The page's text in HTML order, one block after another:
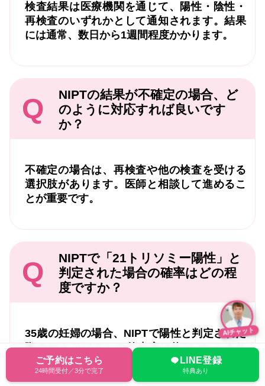
検査結果は医療機関を通じて、陽性・陰性・
再検査のいずれかとして通知されます。結果
には通常、数日から1週間程度かかります。
Q
NIPTの結果が不確定の場合、ど
のように対応すれば良いです
か？
不確定の場合は、再検査や他の検査を受ける
選択肢があります。医師と相談して進めるこ
とが重要です。
Q
NIPTで「21トリソミー陽性」と
判定された場合の確率はどの程
度ですか？
35歳の妊婦の場合、NIPTで陽性と判定された
際の21トリソミーの的中率は約76.7%とされ
ています。
ご予約はこちら
24時間受付／3分で完了
LINE登録
特典あり
AIチャット